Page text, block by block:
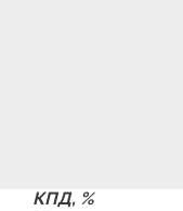
КПД, %